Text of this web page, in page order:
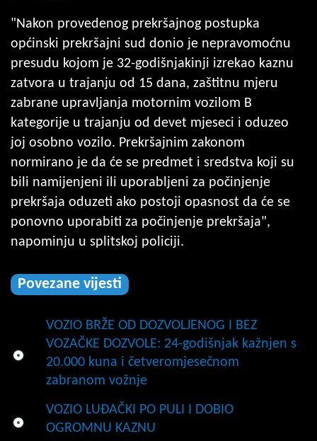
"Nakon provedenog prekršajnog postupka
općinski prekršajni sud donio je nepravomoćnu
presudu kojom je 32-godišnjakinji izrekao kaznu
zatvora u trajanju od 15 dana, zaštitnu mjeru
zabrane upravljanja motornim vozilom B
kategorije u trajanju od devet mjeseci i oduzeo
joj osobno vozilo. Prekršajnim zakonom
normirano je da će se predmet i sredstva koji su
bili namijenjeni ili uporabljeni za počinjenje
prekršaja oduzeti ako postoji opasnost da će se
ponovno uporabiti za počinjenje prekršaja",
napominju u splitskoj policiji.
Povezane vijesti
VOZIO BRŽE OD DOZVOLJENOG I BEZ
VOZAČKE DOZVOLE: 24-godišnjak kažnjen s
20.000 kuna i četveromjesečnom
zabranom vožnje
VOZIO LUĐAČKI PO PULI I DOBIO
OGROMNU KAZNU